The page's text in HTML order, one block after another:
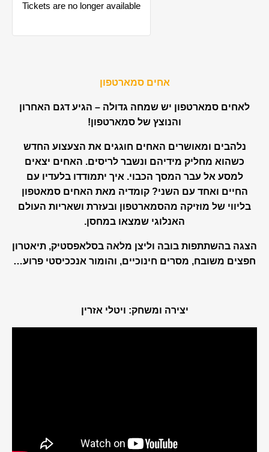
Tickets are no longer available
אחים סמארטפון
לאחים סמארטפון יש שמחה גדולה – הגיע דגם האחרון
והנוצץ של סמארטפון!
נלהבים ומאושרים האחים חוגגים את הצעצוע החדש
כשהוא מחליק מידיהם ונשבר לריסים. האחים יצאים
למסע אל עבר המסך הכבוי. איך יתמודדו בלעדיו עם
החיים ואחד עם השני? קומדיה מאת האחים סמאטפון
בליווי של מוזיקה מהסמארטפון ובעזרת ושאריות העולם
האנלוגי שמצאו במחסן.
הצגה בהשתתפות בובה וליצן מלאה בסלאפסטיק, תיאטרון
חפצים משובח, מסרים חינוכיים, והומור אנככיסטי פרוע…
יצירה ומשחק: ויטלי אזרין